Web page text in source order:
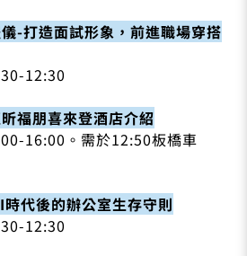
儀-打造面試形象，前進職場穿搭
12:30
福朋喜來登酒店介紹
16:00。需於12:50板橋車
時代後的辦公室生存守則
12:30